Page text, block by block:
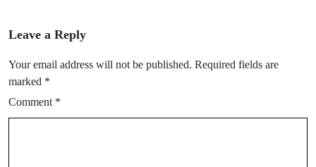
Leave a Reply
Your email address will not be published. Required fields are
marked *
Comment *